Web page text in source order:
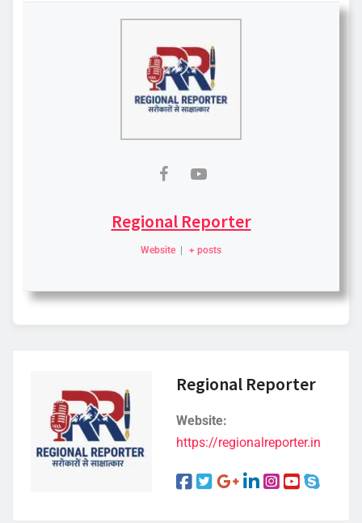
Regional Reporter
Website | + posts
Regional Reporter
Website:
https://regionalreporter.in